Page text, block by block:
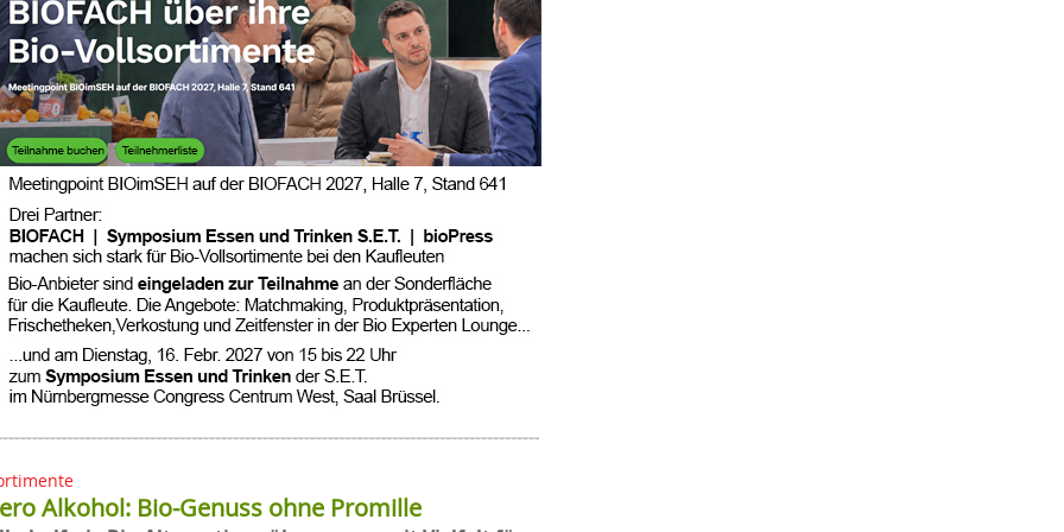
Alkohol: Bio-Genuss ohne Promille